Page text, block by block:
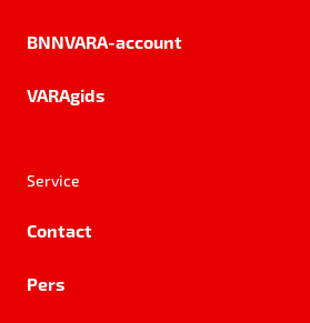
BNNVARA-account
VARAgids
Service
Contact
Pers